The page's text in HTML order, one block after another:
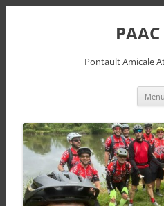
Pontault Amicale
Menu